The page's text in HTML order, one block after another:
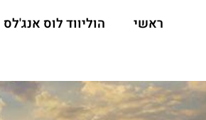
ראשי הוליווד לוס אנג'לס